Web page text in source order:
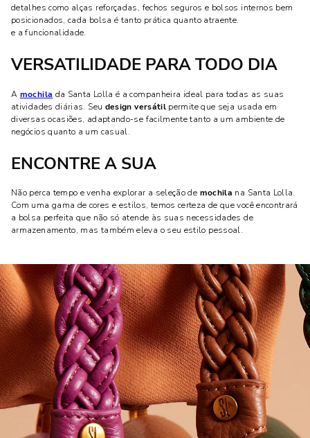
detalhes como alças reforçadas, fechos seguros e bolsos internos bem
posicionados, cada bolsa é tanto prática quanto atraente.
e a funcionalidade.
VERSATILIDADE PARA TODO DIA
A mochila da Santa Lolla é a companheira ideal para todas as suas
atividades diárias. Seu design versátil permite que seja usada em
diversas ocasiões, adaptando-se facilmente tanto a um ambiente de
negócios quanto a um casual.
ENCONTRE A SUA
Não perca tempo e venha explorar a seleção de mochila na Santa Lolla.
Com uma gama de cores e estilos, temos certeza de que você encontrará
a bolsa perfeita que não só atende às suas necessidades de
armazenamento, mas também eleva o seu estilo pessoal.